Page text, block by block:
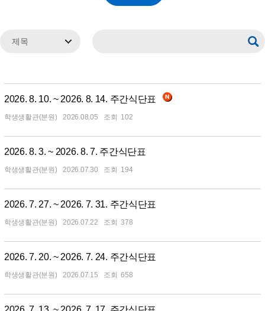
2026. 8. 10. ~ 2026. 8. 14. 주간식단표
학생생활관(분원) 2026.08.05 102
2026. 8. 3. ~ 2026. 8. 7. 주간식단표
학생생활관(분원) 2026.07.30 194
2026. 7. 27. ~ 2026. 7. 31. 주간식단표
학생생활관(분원) 2026.07.22 378
2026. 7. 20. ~ 2026. 7. 24. 주간식단표
학생생활관(분원) 2026.07.15 658